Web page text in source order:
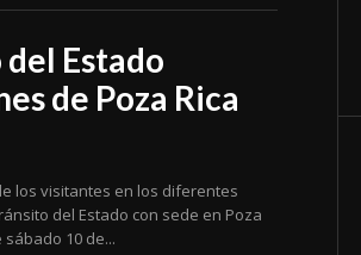
Estado
de Poza Rica
los visitantes en los diferentes
del Estado con sede en Poza
10 de...